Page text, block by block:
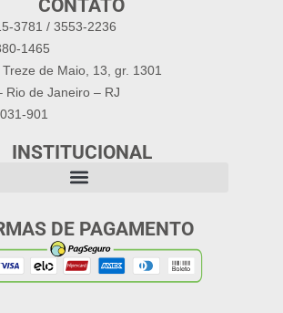
CONTATO
3781 / 3553-2236
1465
de Maio, 13, gr. 1301
Rio de Janeiro – RJ
901
INSTITUCIONAL
DE PAGAMENTO